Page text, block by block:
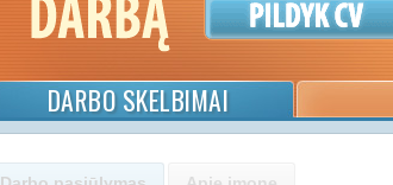
DARBO SKELBIMAI